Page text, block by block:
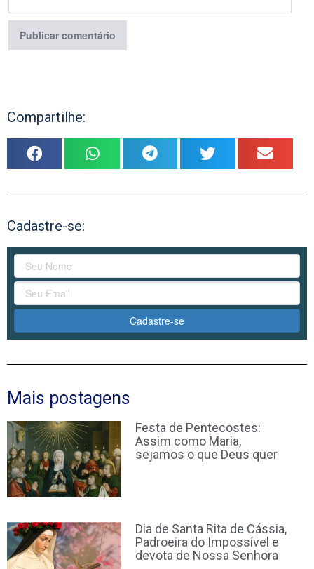
Compartilhe:
Cadastre-se:
Cadastre-se
Mais postagens
Festa de Pentecostes:
Assim como Maria,
sejamos o que Deus quer
Dia de Santa Rita de Cássia,
Padroeira do Impossível e
devota de Nossa Senhora